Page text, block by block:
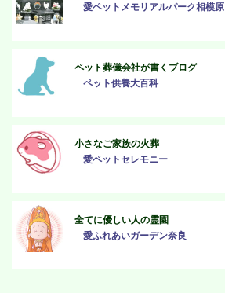
愛ペットメモリアルパーク相模原
ペット葬儀会社が書くブログ
ペット供養大百科
小さなご家族の火葬
愛ペットセレモニー
全てに優しい人の霊園
愛ふれあいガーデン奈良